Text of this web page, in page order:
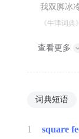
我双脚冰
《牛津词典》
查看更多
词典短语
1 square